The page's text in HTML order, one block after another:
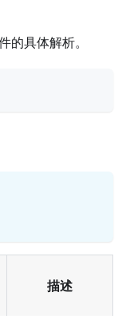
的具体解析。
描述